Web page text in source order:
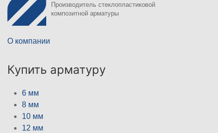
Производитель стеклопластиковой
композитной арматуры
О компании
Купить арматуру
6 мм
8 мм
10 мм
12 мм